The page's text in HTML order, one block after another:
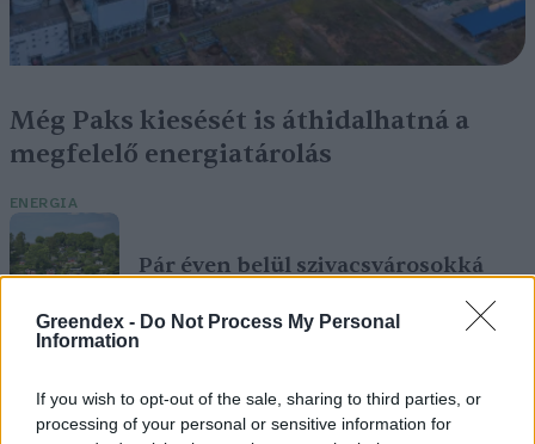
Greendex - Do Not Process My Personal
Information
If you wish to opt-out of the sale, sharing to third parties, or
processing of your personal or sensitive information for
Még Paks kiesését is áthidalhatná a
megfelelő energiatárolás
ENERGIA
Pár éven belül szivacsvárosokká
településeinket – Podcast
Novák Zsombor 2 perc